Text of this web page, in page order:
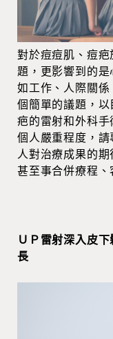
對於痘痘肌、痘
題，更影響到的是
如工作、人際關
個簡單的議題，
疤的雷射和外科
個人嚴重程度，
人對治療成果的
甚至事合併療程、
ＵＰ雷射深入皮
長